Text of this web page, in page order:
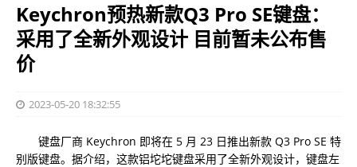
Keychron预热新款Q3 Pro SE键盘：
采用了全新外观设计 目前暂未公布售
价
2023-05-20 18:32:55
键盘厂商 Keychron 即将在 5 月 23 日推出新款 Q3 Pro SE 特
别版键盘。据介绍，这款铝坨坨键盘采用了全新外观设计，键盘左